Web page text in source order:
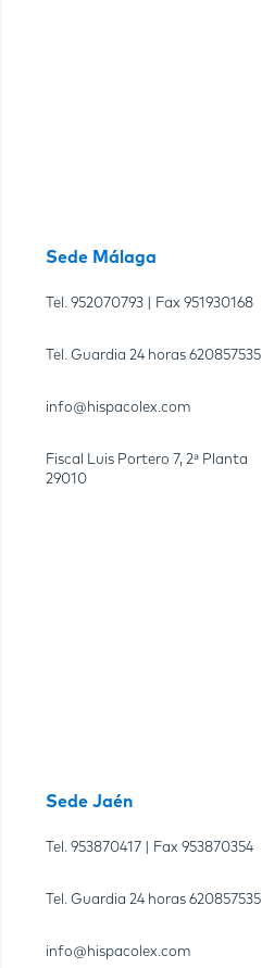
Sede Málaga
Tel. 952070793 | Fax 951930168
Tel. Guardia 24 horas 620857535
info@hispacolex.com
Fiscal Luis Portero 7, 2ª Planta
29010
Sede Jaén
Tel. 953870417 | Fax 953870354
Tel. Guardia 24 horas 620857535
info@hispacolex.com